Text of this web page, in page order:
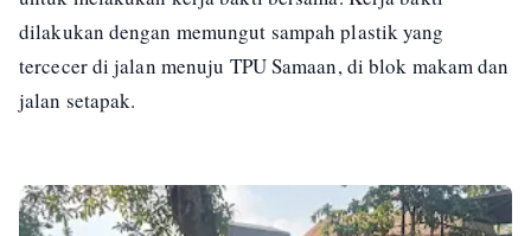
dilakukan dengan memungut sampah plastik yang
tercecer di jalan menuju TPU Samaan, di blok makam dan
jalan setapak.